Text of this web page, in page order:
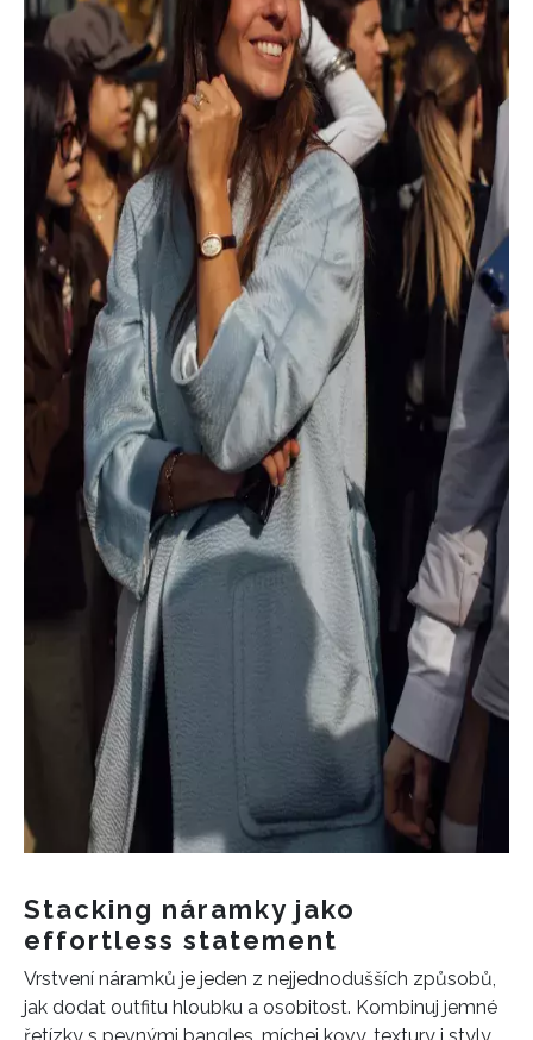
Stacking náramky jako
effortless statement
Vrstvení náramků je jeden z nejjednodušších způsobů,
jak dodat outfitu hloubku a osobitost. Kombinuj jemné
řetízky s pevnými bangles, míchej kovy, textury i styly.